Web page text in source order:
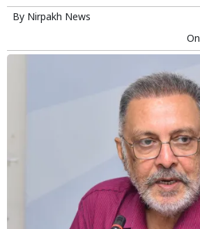
By Nirpakh News
On